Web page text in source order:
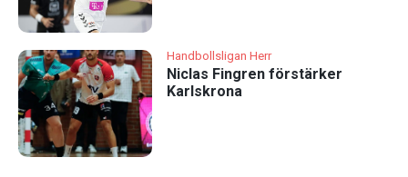
Handbollsligan Herr
Niclas Fingren förstärker
Karlskrona